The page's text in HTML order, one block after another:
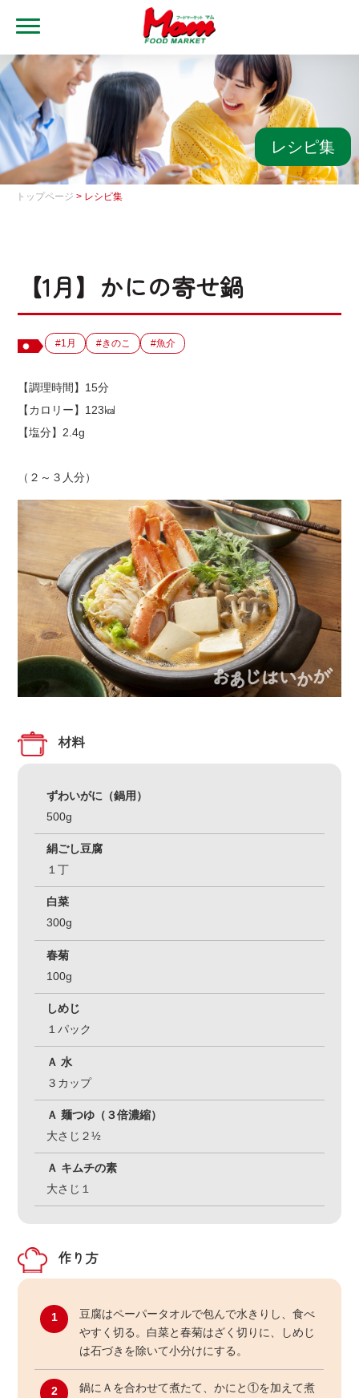
トップ
ブランド・店舗
マムアプリ
マムEdy
グループ一覧
採用情報
レシピ集
出店用地募集
レシピ集
トップページ > レシピ集
【1月】かにの寄せ鍋
#1月 #きのこ #魚介
【調理時間】15分
【カロリー】123㎉
【塩分】2.4g
（２～３人分）
材料
ずわいがに（鍋用）
500g
絹ごし豆腐
１丁
白菜
300g
春菊
100g
しめじ
１パック
Ａ 水
３カップ
Ａ 麺つゆ（３倍濃縮）
大さじ２½
Ａ キムチの素
大さじ１
作り方
1
豆腐はペーパータオルで包んで水きりし、食べ
やすく切る。白菜と春菊はざく切りに、しめじ
は石づきを除いて小分けにする。
2
鍋にＡを合わせて煮たて、かにと①を加えて煮